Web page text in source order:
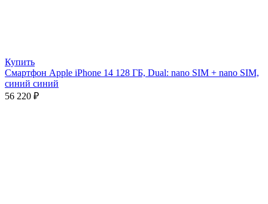
Купить
Смартфон Apple iPhone 14 128 ГБ, Dual: nano SIM + nano SIM,
синий синий
56 220 ₽